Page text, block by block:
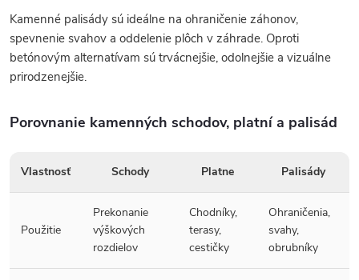
Kamenné palisády sú ideálne na ohraničenie záhonov,
spevnenie svahov a oddelenie plôch v záhrade. Oproti
betónovým alternatívam sú trvácnejšie, odolnejšie a vizuálne
prirodzenejšie.
Porovnanie kamenných schodov, platní a palisád
Vlastnosť Schody Platne Palisády
Použitie
Prekonanie
výškových
rozdielov
Chodníky,
terasy,
cestičky
Ohraničenia,
svahy,
obrubníky